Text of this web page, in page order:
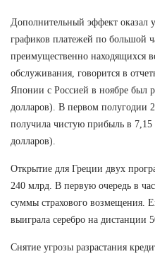
Дополнительный эффект оказал
графиков платежей по большой
преимущественно находящихся
обслуживания, говорится в
Японии с Россией в ноябре был
долларов). В первом полугодии
получила чистую прибыль в
долларов).
Открытие для Греции двух
240 млрд. В первую очередь в
суммы страхового возмещения.
выиграла серебро на дистанции
Снятие угрозы разрастания